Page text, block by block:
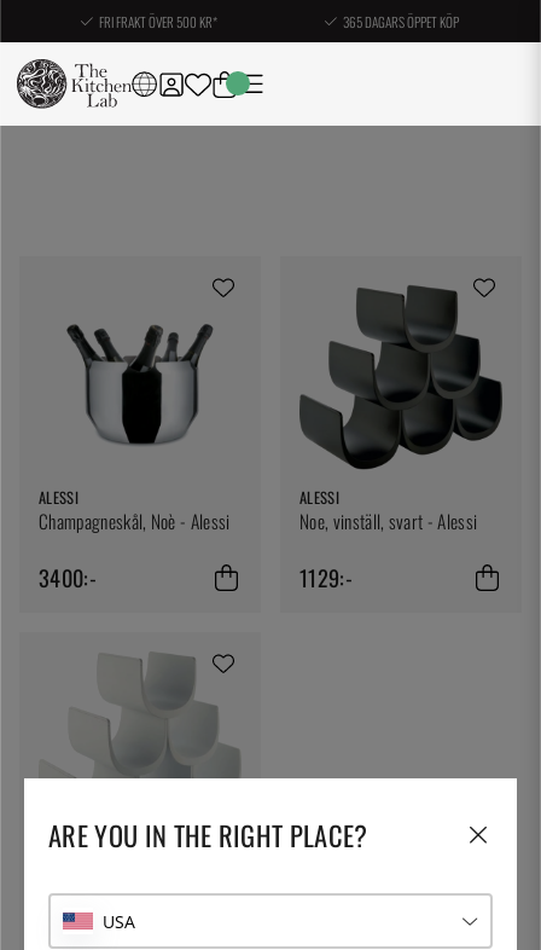
FRI FRAKT ÖVER 500 KR* 365 DAGARS ÖPPET KÖP
ALESSI
Champagneskål, Noè - Alessi
3400:-
ALESSI
Noe, vinställ, svart - Alessi
1129:-
ALESSI
1129:-
ARE YOU IN THE RIGHT PLACE?
USA